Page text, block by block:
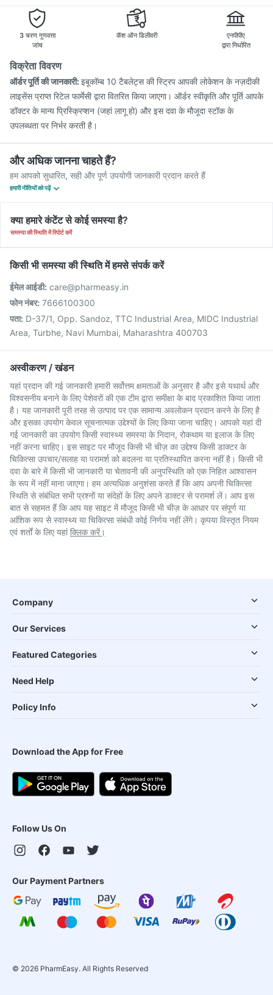
Havrix 720 Junior Vaccine
Pneumovax 23 Vaccine
3 चरण गुणवत्ता
जांच
कॅश ऑन डिलीवरी
एनपीपीए
द्वारा निर्धारित
विक्रेता विवरण
ऑर्डर पूर्ति की जानकारी:इबूकॉम्ब 10 टैबलेट्स की स्ट्रिप आपकी लोकेशन के नज़दीकी
लाइसेंस प्राप्त रिटेल फार्मेसी द्वारा वितरित किया जाएगा। ऑर्डर स्वीकृति और पूर्ति आपके
डॉक्टर के मान्य प्रिस्क्रिप्शन (जहां लागू हो) और इस दवा के मौजूदा स्टॉक के
उपलब्धता पर निर्भर करती है।
और अधिक जानना चाहते हैं?
हम आपको सुधारित, सही और पूर्ण उपयोगी जानकारी प्रदान करते हैं
हमारी नीतियों को पढ़ें
क्या हमारे कंटेंट से कोई समस्या है?
समस्या की स्थिति में रिपोर्ट करें
किसी भी समस्या की स्थिति में हमसे संपर्क करें
ईमेल आईडी: care@pharmeasy.in
फोन नंबर: 7666100300
पता: D-37/1, Opp. Sandoz, TTC Industrial Area, MIDC Industrial
Area, Turbhe, Navi Mumbai, Maharashtra 400703
अस्वीकरण / खंडन
यहां प्रदान की गई जानकारी हमारी सर्वोत्तम क्षमताओं के अनुसार है और इसे यथार्थ और
विश्वसनीय बनाने के लिए पेशेवरों की एक टीम द्वारा समीक्षा के बाद प्रकाशित किया जाता
है। यह जानकारी पूरी तरह से उत्पाद पर एक सामान्य अवलोकन प्रदान करने के लिए है
और इसका उपयोग केवल सूचनात्मक उद्देश्यों के लिए किया जाना चाहिए। आपको यहां दी
गई जानकारी का उपयोग किसी स्वास्थ्य समस्या के निदान, रोकथाम या इलाज के लिए
नहीं करना चाहिए। इस साइट पर मौजूद किसी भी चीज़ का उद्देश्य किसी डाक्टर के
चिकित्सा उपचार/सलाह या परामर्श को बदलना या प्रतिस्थापित करना नहीं है। किसी भी
दवा के बारे में किसी भी जानकारी या चेतावनी की अनुपस्थिति को एक निहित आश्वासन
के रूप में नहीं माना जाएगा। हम अत्यधिक अनुशंसा करते हैं कि आप अपनी चिकित्सा
स्थिति से संबंधित सभी प्रश्नों या संदेहों के लिए अपने डाक्टर से परामर्श लें। आप इस
बात से सहमत हैं कि आप यह साइट में मौजूद किसी भी चीज़ के आधार पर संपूर्ण या
आंशिक रूप से स्वास्थ्य या चिकित्सा संबंधी कोई निर्णय नहीं लेंगे। कृपया विस्तृत नियम
एवं शर्तों के लिए यहांक्लिक करें।
Company
Our Services
Featured Categories
Need Help
Policy Info
Download the App for Free
Follow Us On
Our Payment Partners
© 2026 PharmEasy. All Rights Reserved